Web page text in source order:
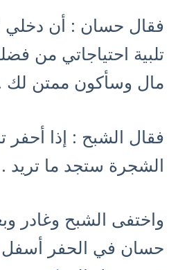
فقال حسان : أن دخلي
تلبية احتياجاتي من
مال وسأكون ممتن لك
فقال الشبح : إذا
الشجرة ستجد ما تريد .
واختفى الشبح وغادر
حسان في الحفر